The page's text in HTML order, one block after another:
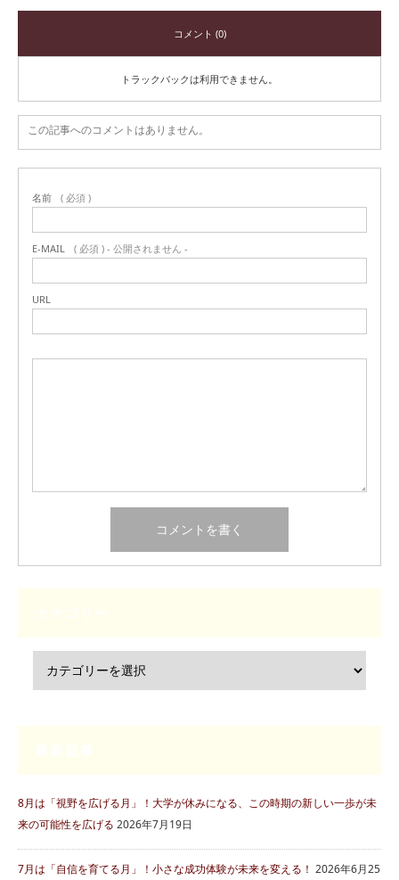
コメント (0)
トラックバックは利用できません。
この記事へのコメントはありません。
名前 ( 必須 )
E-MAIL ( 必須 ) - 公開されません -
URL
8月は「視野を広げる月」！大学が休みになる、この時期の新しい一歩が未
来の可能性を広げる 2026年7月19日
7月は「自信を育てる月」！小さな成功体験が未来を変える！ 2026年6月25